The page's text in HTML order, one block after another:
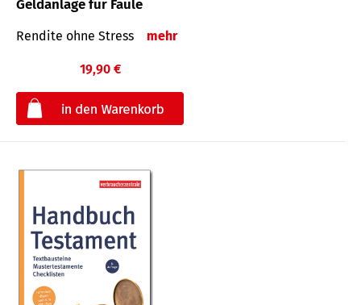
Geldanlage für Faule
Rendite ohne Stress mehr
19,90 €